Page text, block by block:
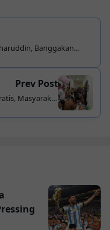
Banggakan
Prev Post
Masyarakat